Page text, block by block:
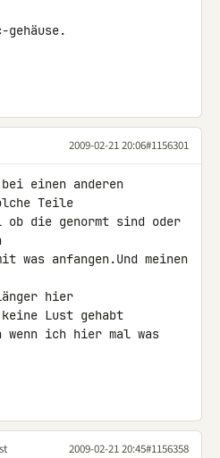
2009-02-21 20:06#1156301
einen anderen
Teile
die genormt sind oder
was anfangen.Und meinen
hier
Lust gehabt
wenn ich hier mal was
2009-02-21 20:45#1156358